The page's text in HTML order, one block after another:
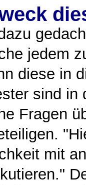
jedem
diese in
sind in
Fragen
mit